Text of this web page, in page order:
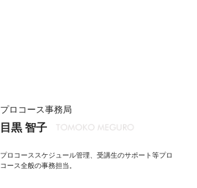
プロコース事務局
目黒 智子
プロコーススケジュール管理、受講生のサポート等プロ
コース全般の事務担当。